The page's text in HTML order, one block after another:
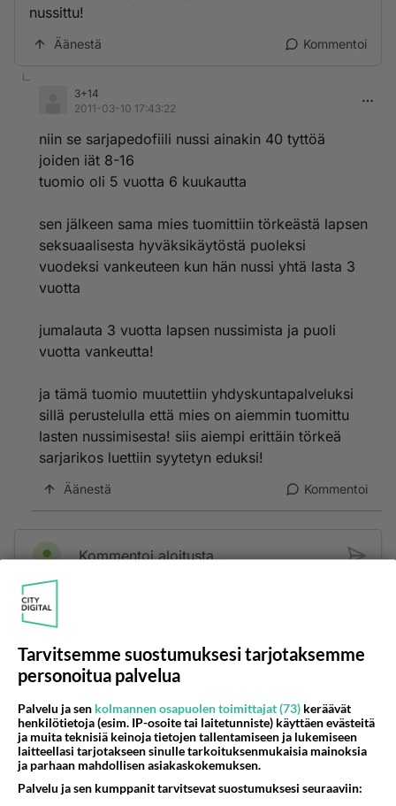
nussittu!
Äänestä Kommentoi
3+14
2011-03-10 17:43:22
niin se sarjapedofiili nussi ainakin 40 tyttöä
joiden iät 8-16
tuomio oli 5 vuotta 6 kuukautta
sen jälkeen sama mies tuomittiin törkeästä lapsen
seksuaalisesta hyväksikäytöstä puoleksi
vuodeksi vankeuteen kun hän nussi yhtä lasta 3
vuotta
jumalauta 3 vuotta lapsen nussimista ja puoli
vuotta vankeutta!
ja tämä tuomio muutettiin yhdyskuntapalveluksi
sillä perustelulla että mies on aiemmin tuomittu
lasten nussimisesta! siis aiempi erittäin törkeä
sarjarikos luettiin syytetyn eduksi!
Äänestä Kommentoi
Kommentoi aloitusta...
Takaisin ylös
LUETUIMMAT KESKUSTELUT
PÄIVÄ VIIKKO KUUKAUSI
kaivattusi on ?
937
Tarvitsemme suostumuksesi tarjotaksemme
personoitua palvelua
Palvelu ja sen kolmannen osapuolen toimittajat (73) keräävät
henkilötietoja (esim. IP-osoite tai laitetunniste) käyttäen evästeitä
ja muita teknisiä keinoja tietojen tallentamiseen ja lukemiseen
laitteellasi tarjotakseen sinulle tarkoituksenmukaisia mainoksia
ja parhaan mahdollisen asiakaskokemuksen.
Palvelu ja sen kumppanit tarvitsevat suostumuksesi seuraaviin: